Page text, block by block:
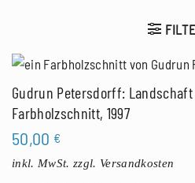
Gudrun Petersdorff:
Farbholzschnitt, 1997
50,00 €
inkl. MwSt. zzgl. Versandkosten